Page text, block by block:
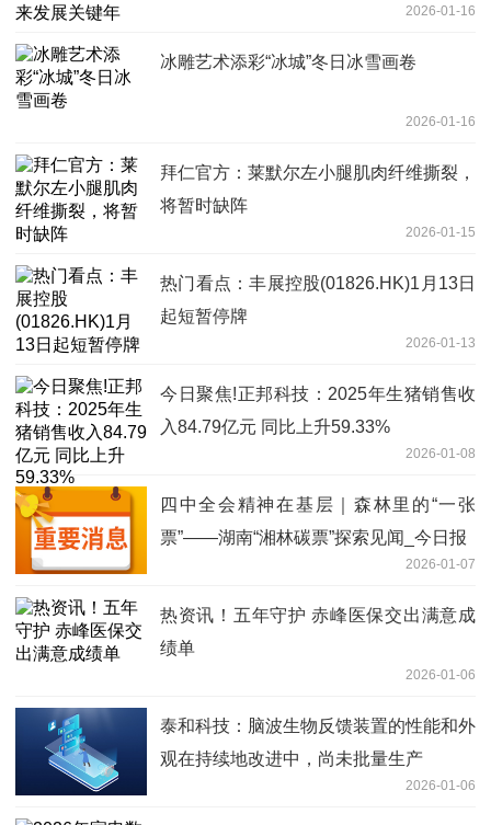
2026-01-16
冰雕艺术添彩“冰城”冬日冰雪画卷
2026-01-16
拜仁官方：莱默尔左小腿肌肉纤维撕裂，
将暂时缺阵
2026-01-15
热门看点：丰展控股(01826.HK)1月13日
起短暂停牌
2026-01-13
今日聚焦!正邦科技：2025年生猪销售收
入84.79亿元 同比上升59.33%
2026-01-08
四中全会精神在基层｜森林里的“一张
票”——湖南“湘林碳票”探索见闻_今日报
2026-01-07
热资讯！五年守护 赤峰医保交出满意成
绩单
2026-01-06
泰和科技：脑波生物反馈装置的性能和外
观在持续地改进中，尚未批量生产
2026-01-06